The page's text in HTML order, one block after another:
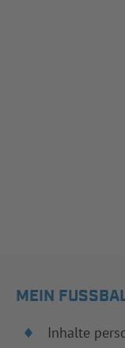
MEIN
Inhalte